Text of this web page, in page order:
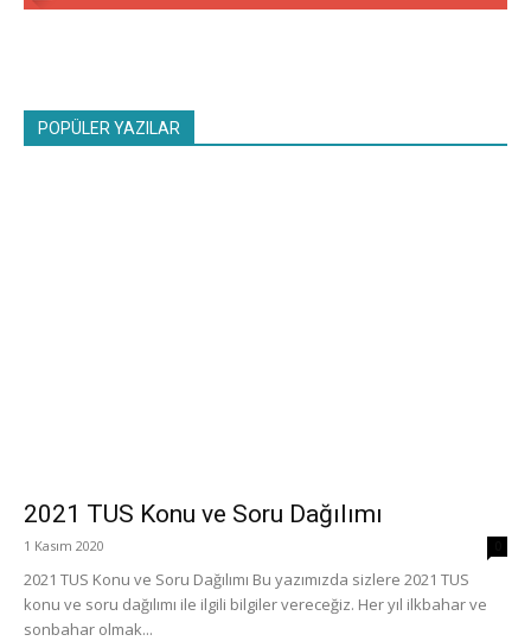
POPÜLER YAZILAR
2021 TUS Konu ve Soru Dağılımı
1 Kasım 2020
2021 TUS Konu ve Soru Dağılımı Bu yazımızda sizlere 2021 TUS
konu ve soru dağılımı ile ilgili bilgiler vereceğiz. Her yıl ilkbahar ve
sonbahar olmak...